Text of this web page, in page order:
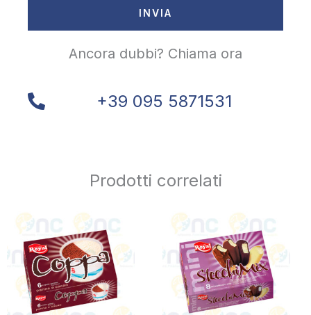
INVIA
Ancora dubbi? Chiama ora
+39 095 5871531
Prodotti correlati